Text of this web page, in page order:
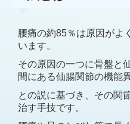
腰痛の約85％は原因がよ
います。
その原因の一つに骨盤と
間にある仙腸関節の機能
との説に基づき、その関
治す手技です。